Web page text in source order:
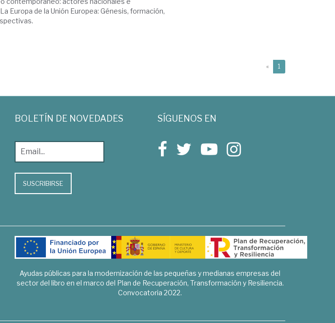
Europa de la Unión Europea: Génesis, formación,
« 1
BOLETÍN DE NOVEDADES
SUSCRIBIRSE
SÍGUENOS EN
Ayudas públicas para la modernización de las pequeñas y medianas empresas del
sector del libro en el marco del Plan de Recuperación, Transformación y Resiliencia.
Convocatoria 2022.